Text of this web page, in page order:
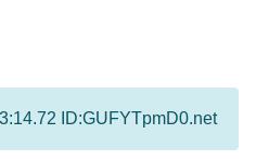
ID:GUFYTpmD0.net